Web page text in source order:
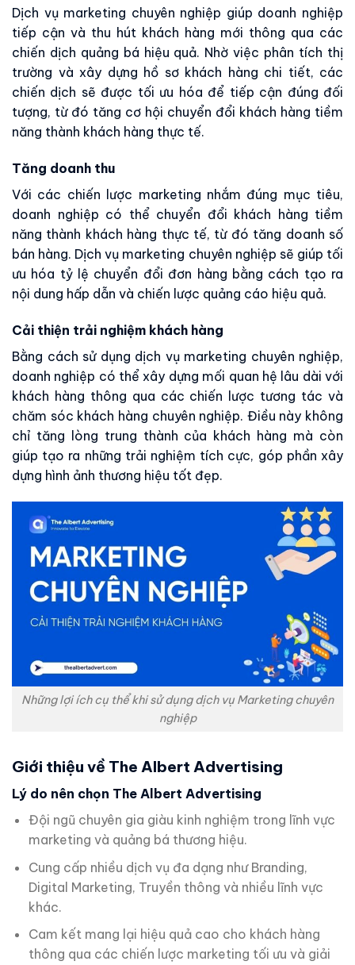
Dịch vụ marketing chuyên nghiệp giúp doanh nghiệp
tiếp cận và thu hút khách hàng mới thông qua các
chiến dịch quảng bá hiệu quả. Nhờ việc phân tích thị
trường và xây dựng hồ sơ khách hàng chi tiết, các
chiến dịch sẽ được tối ưu hóa để tiếp cận đúng đối
tượng, từ đó tăng cơ hội chuyển đổi khách hàng tiềm
năng thành khách hàng thực tế.
Tăng doanh thu
Với các chiến lược marketing nhắm đúng mục tiêu,
doanh nghiệp có thể chuyển đổi khách hàng tiềm
năng thành khách hàng thực tế, từ đó tăng doanh số
bán hàng. Dịch vụ marketing chuyên nghiệp sẽ giúp tối
ưu hóa tỷ lệ chuyển đổi đơn hàng bằng cách tạo ra
nội dung hấp dẫn và chiến lược quảng cáo hiệu quả.
Cải thiện trải nghiệm khách hàng
Bằng cách sử dụng dịch vụ marketing chuyên nghiệp,
doanh nghiệp có thể xây dựng mối quan hệ lâu dài với
khách hàng thông qua các chiến lược tương tác và
chăm sóc khách hàng chuyên nghiệp. Điều này không
chỉ tăng lòng trung thành của khách hàng mà còn
giúp tạo ra những trải nghiệm tích cực, góp phần xây
dựng hình ảnh thương hiệu tốt đẹp.
Những lợi ích cụ thể khi sử dụng dịch vụ Marketing chuyên
nghiệp
Giới thiệu về The Albert Advertising
Lý do nên chọn The Albert Advertising
Đội ngũ chuyên gia giàu kinh nghiệm trong lĩnh vực
marketing và quảng bá thương hiệu.
Cung cấp nhiều dịch vụ đa dạng như Branding,
Digital Marketing, Truyền thông và nhiều lĩnh vực
khác.
Cam kết mang lại hiệu quả cao cho khách hàng
thông qua các chiến lược marketing tối ưu và giải